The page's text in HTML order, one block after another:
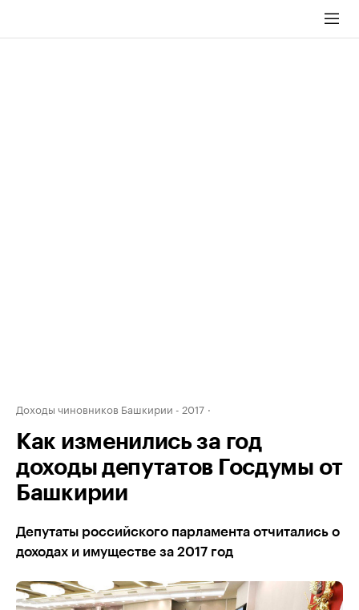
Доходы чиновников Башкирии - 2017
Как изменились за год
доходы депутатов Госдумы от
Башкирии
Депутаты российского парламента отчитались о
доходах и имуществе за 2017 год